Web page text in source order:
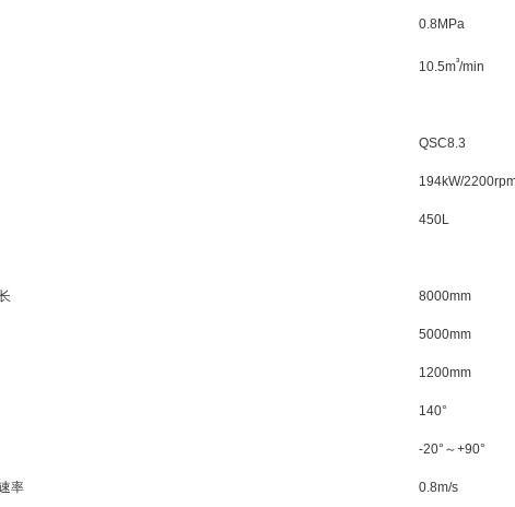
0.8MPa
10.5m³/min
QSC8.3
194kW/
450L
8000mm
5000mm
1200mm
140°
-20°～+90°
率 0.8m/s